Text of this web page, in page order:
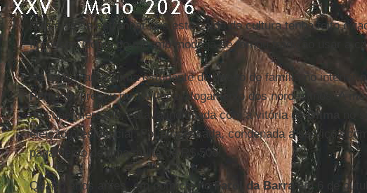
Não é de se estranhar que este caldo de cultura tenha feito o
florescer. Como do mesmo modo já se tornou tradição usar a
Há quatro anos, uma estudante de direito de família no interior
Petruso, pregou no Twitter o afogamento dos nordestinos. A
de supermercado, estava indignada com a vitória deDilma
no
eleição presidencial. Foi processada, condenada a serviços
pagamento de uma multa de R$ 500.
Quatro anos antes, em comício noFarol da Barraem 6 de